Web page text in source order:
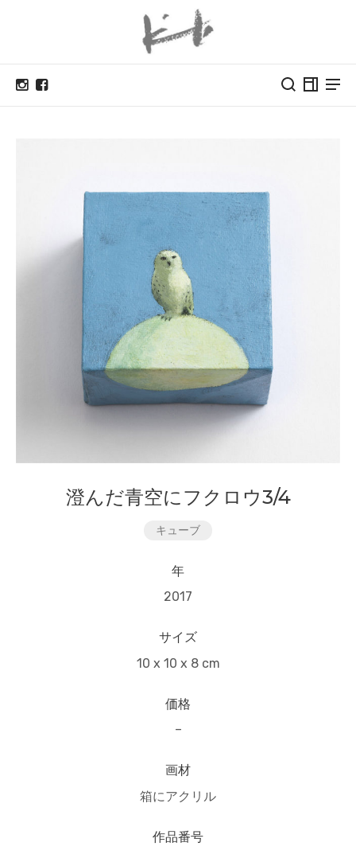
澄んだ青空にフクロウ3/4
キューブ
年
2017
サイズ
10 x 10 x 8 cm
価格
–
画材
箱にアクリル
作品番号